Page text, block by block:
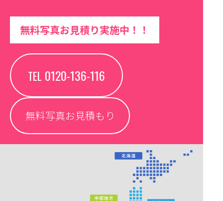
無料写真お見積り実施中！！
TEL 0120-136-116
無料写真お見積もり